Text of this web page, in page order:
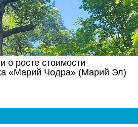
о росте стоимости
«Марий Чодра» (Марий Эл)